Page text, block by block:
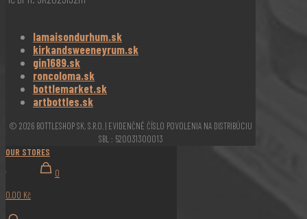
lamaisondurhum.sk
kirkandsweeneyrum.sk
gin1689.sk
roncoloma.sk
bottlemarket.sk
artbottles.sk
© 2026 BOTTLESHOP SK, S.R.O. | EVIDENČNÉ ČÍSLO POVOLENIA NA DISTRIBÚCIU
SBL : 520031300013
OUR STORES
0
0,00 Kč